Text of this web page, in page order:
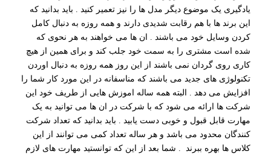
یادگیری یک موضوع دیگر مدل ها را نیز تعمیر کنید . باید بدانید که
این برند ها با هم رقابت شدیدی دارند و همه روزه به دنبال کامل
کردن وسایل خود می باشند . ان ها می خواهند به هر نحوی که
شده است مشتری را به سمت خود جلب کند و برای همین از هیچ
کاری روی گردان نمی باشند از این روز همه روزه به دنبال اوردن
تکنولوژی های جدید می باشند که مناسفانه در این مورد کار شما را
افزایش می دهد . البته همه ساله اموزش هایی از طریف خود این
شرکت ها ارائه می شود که با شرکت در ان ها می توانید به یک
مهارت قابل قبول و خوبی دست یابید . باید بدانید که تعداد شرکت
کنندگان محدود می باشد و هر ساله تعداد کمی می توانند از این
کلاس ها بهره ببرند . شما بعد از این که توانستید مهارت های لازم